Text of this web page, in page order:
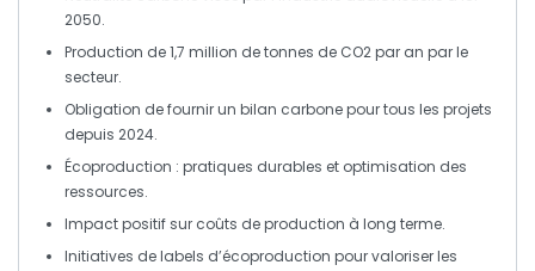
2050.
Production de1,7 million de tonnes de CO2 par an par le
secteur.
Obligation de fournir un bilan carbonepour tous les projets
depuis 2024.
Écoproduction : pratiques durables et optimisation des
ressources.
Impact positif sur coûts de production à long terme.
Initiatives delabels d’écoproduction pour valoriser les